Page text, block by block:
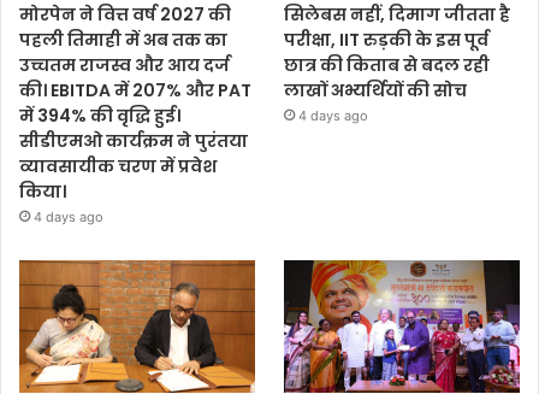
मोरपेन ने वित्त वर्ष 2027 की
पहली तिमाही में अब तक का
उच्चतम राजस्व और आय दर्ज
की। EBITDA में 207% और PAT
में 394% की वृद्धि हुई।
सीडीएमओ कार्यक्रम ने पुरंतया
व्यावसायीक चरण में प्रवेश
किया।
4 days ago
सिलेबस नहीं, दिमाग जीतता है
परीक्षा, IIT रुड़की के इस पूर्व
छात्र की किताब से बदल रही
लाखों अभ्यर्थियों की सोच
4 days ago